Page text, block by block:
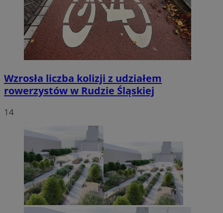
Wzrosła liczba kolizji z udziałem
rowerzystów w Rudzie Śląskiej
14